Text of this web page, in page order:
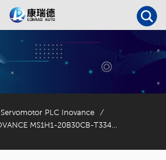
Servomotor PLC Inovance
/
Motor Servo INOVANCE MS1H1-20B30CB-T334Z De 200 W Con Codificador De 18 Bits